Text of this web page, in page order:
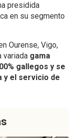
presidida
en su segmento
Ourense, Vigo,
variada gama
gallegos y se
y el servicio de